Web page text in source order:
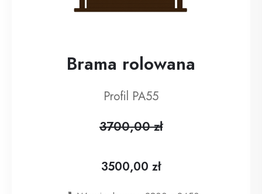
Brama rolowana
Profil PA55
3700,00 zł
3500,00 zł